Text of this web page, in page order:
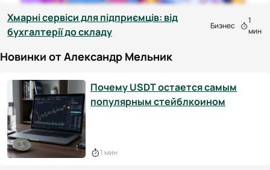
Хмарні сервіси для підприємців: від
бухгалтерії до складу
Бизнес
1
мин
Новинки от Александр Мельник
Почему USDT остается самым
популярным стейблкоином
1 мин